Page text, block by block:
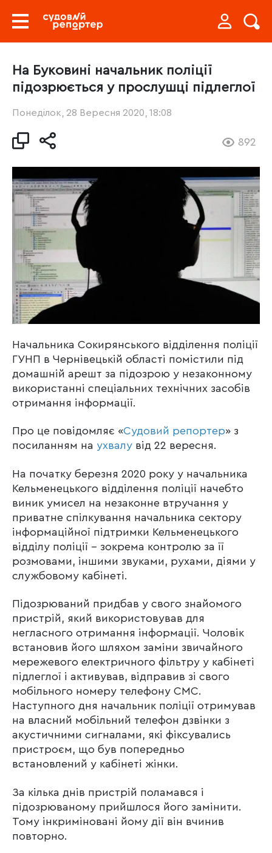
На Буковині начальник поліції
підозрюється у прослушці підлеглої
Понеділок, 28 Вересня 2020, 18:08
892
Начальника Сокирянського відділення поліції
ГУНП в Чернівецькій області помістили під
домашній арешт за підозрою у незаконному
використанні спеціальних технічних засобів
отримання інформації.
Про це повідомляє «Судовий репортер» з
посиланням на ухвалу від 22 вересня.
На початку березня 2020 року у начальника
Кельменецького відділення поліції начебто
виник умисел на незаконне втручання у
приватне спілкування начальника сектору
інформаційної підтримки Кельменецького
відділу поліції – зокрема контролю за її
розмовами, іншими звуками, рухами, діями у
службовому кабінеті.
Підозрюваний придбав у свого знайомого
пристрій, який використовував для
негласного отримання інформації. Чоловік
встановив його шляхом заміни звичайного
мережевого електричного фільтру у кабінеті
підлеглої і активував, відправив зі свого
мобільного номеру телефону CMC.
Наступного дня начальник поліції отримував
на власний мобільний телефон дзвінки з
акустичними сигналами, які фіксувались
пристроєм, що був попередньо
встановлений у кабінеті жінки.
За кілька днів пристрій поламався і
підозрюваному прийшлося його замінити.
Тому інкриміновані йому дії він вчинив
повторно.